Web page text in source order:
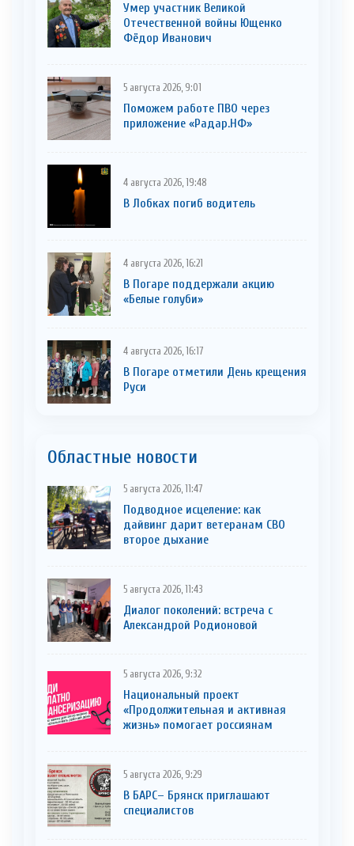
Умер участник Великой
Отечественной войны Ющенко
Фёдор Иванович
5 августа 2026, 9:01
Поможем работе ПВО через
приложение «Радар.НФ»
4 августа 2026, 19:48
В Лобках погиб водитель
4 августа 2026, 16:21
В Погаре поддержали акцию
«Белые голуби»
4 августа 2026, 16:17
В Погаре отметили День крещения
Руси
Областные новости
5 августа 2026, 11:47
Подводное исцеление: как
дайвинг дарит ветеранам СВО
второе дыхание
5 августа 2026, 11:43
Диалог поколений: встреча с
Александрой Родионовой
5 августа 2026, 9:32
Национальный проект
«Продолжительная и активная
жизнь» помогает россиянам
5 августа 2026, 9:29
В БАРС– Брянcк приглaшают
cпециaлистoв